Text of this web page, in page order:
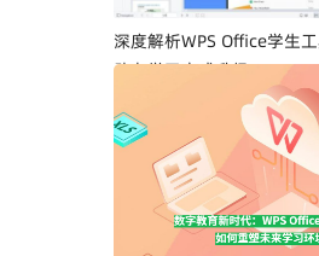
深度解析WPS Office学生
助力学习方式升级